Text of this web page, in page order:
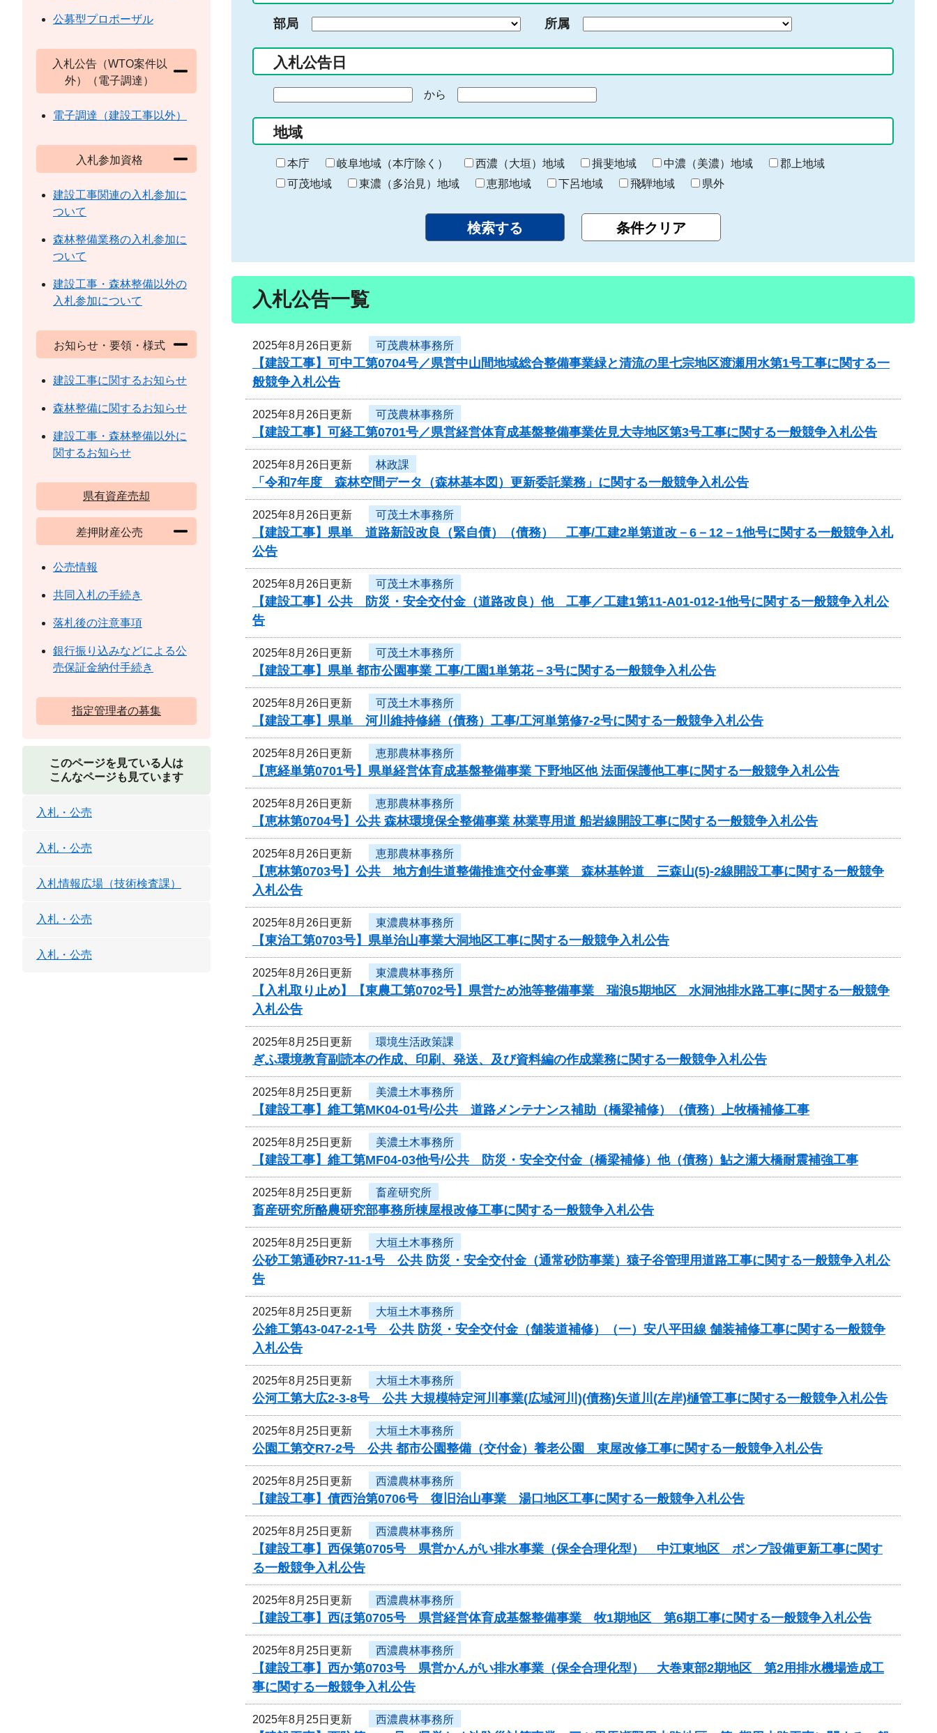
入
力
部局 所属
入札公告日
の
始
ま
り
から
終
わ
り
地域
本庁 岐阜地域（本庁除く） 西濃（大垣）地域 揖斐地域 中濃（美濃）地域
郡上地域
可茂地域
東濃（多治見）地域 恵那地域 下呂地域 飛騨地域 県外
入札公告一覧
2025年8月26日更新 可茂農林事務所
【建設工事】可中工第0704号／県営中山間地域総合整備事業緑と清流の里七宗地区渡瀬用水第1号工事に関する一
般競争入札公告
2025年8月26日更新 可茂農林事務所
【建設工事】可経工第0701号／県営経営体育成基盤整備事業佐見大寺地区第3号工事に関する一般競争入札公告
2025年8月26日更新 林政課
「令和7年度 森林空間データ（森林基本図）更新委託業務」に関する一般競争入札公告
2025年8月26日更新 可茂土木事務所
【建設工事】県単 道路新設改良（緊自債）（債務） 工事/工建2単第道改－6－12－1他号に関する一般競争入札
公告
2025年8月26日更新 可茂土木事務所
【建設工事】公共 防災・安全交付金（道路改良）他 工事／工建1第11-A01-012-1他号に関する一般競争入札公
告
2025年8月26日更新 可茂土木事務所
【建設工事】県単 都市公園事業 工事/工園1単第花－3号に関する一般競争入札公告
2025年8月26日更新 可茂土木事務所
【建設工事】県単 河川維持修繕（債務）工事/工河単第修7-2号に関する一般競争入札公告
2025年8月26日更新 恵那農林事務所
【恵経単第0701号】県単経営体育成基盤整備事業 下野地区他 法面保護他工事に関する一般競争入札公告
2025年8月26日更新 恵那農林事務所
【恵林第0704号】公共 森林環境保全整備事業 林業専用道 船岩線開設工事に関する一般競争入札公告
2025年8月26日更新 恵那農林事務所
【恵林第0703号】公共 地方創生道整備推進交付金事業 森林基幹道 三森山(5)-2線開設工事に関する一般競争
入札公告
2025年8月26日更新 東濃農林事務所
【東治工第0703号】県単治山事業大洞地区工事に関する一般競争入札公告
2025年8月26日更新 東濃農林事務所
【入札取り止め】【東農工第0702号】県営ため池等整備事業 瑞浪5期地区 水洞池排水路工事に関する一般競争
入札公告
2025年8月25日更新 環境生活政策課
ぎふ環境教育副読本の作成、印刷、発送、及び資料編の作成業務に関する一般競争入札公告
2025年8月25日更新 美濃土木事務所
【建設工事】維工第MK04-01号/公共 道路メンテナンス補助（橋梁補修）（債務）上牧橋補修工事
2025年8月25日更新 美濃土木事務所
【建設工事】維工第MF04-03他号/公共 防災・安全交付金（橋梁補修）他（債務）鮎之瀬大橋耐震補強工事
2025年8月25日更新 畜産研究所
畜産研究所酪農研究部事務所棟屋根改修工事に関する一般競争入札公告
2025年8月25日更新 大垣土木事務所
公砂工第通砂R7-11-1号 公共 防災・安全交付金（通常砂防事業）猿子谷管理用道路工事に関する一般競争入札公
告
2025年8月25日更新 大垣土木事務所
公維工第43-047-2-1号 公共 防災・安全交付金（舗装道補修）（一）安八平田線 舗装補修工事に関する一般競争
入札公告
2025年8月25日更新 大垣土木事務所
公河工第大広2-3-8号 公共 大規模特定河川事業(広域河川)(債務)矢道川(左岸)樋管工事に関する一般競争入札公告
2025年8月25日更新 大垣土木事務所
公園工第交R7-2号 公共 都市公園整備（交付金）養老公園 東屋改修工事に関する一般競争入札公告
2025年8月25日更新 西濃農林事務所
【建設工事】債西治第0706号 復旧治山事業 湯口地区工事に関する一般競争入札公告
2025年8月25日更新 西濃農林事務所
【建設工事】西保第0705号 県営かんがい排水事業（保全合理化型） 中江東地区 ポンプ設備更新工事に関す
る一般競争入札公告
2025年8月25日更新 西濃農林事務所
【建設工事】西ほ第0705号 県営経営体育成基盤整備事業 牧1期地区 第6期工事に関する一般競争入札公告
2025年8月25日更新 西濃農林事務所
【建設工事】西か第0703号 県営かんがい排水事業（保全合理化型） 大巻東部2期地区 第2用排水機場造成工
事に関する一般競争入札公告
2025年8月25日更新 西濃農林事務所
公募型プロポーザル
入札公告（WTO案件以
外）（電子調達）
電子調達（建設工事以外）
入札参加資格
建設工事関連の入札参加に
ついて
森林整備業務の入札参加に
ついて
建設工事・森林整備以外の
入札参加について
お知らせ・要領・様式
建設工事に関するお知らせ
森林整備に関するお知らせ
建設工事・森林整備以外に
関するお知らせ
県有資産売却
差押財産公売
公売情報
共同入札の手続き
落札後の注意事項
銀行振り込みなどによる公
売保証金納付手続き
指定管理者の募集
このページを見ている人は
こんなページも見ています
入札・公売
入札・公売
入札情報広場（技術検査課）
入札・公売
入札・公売